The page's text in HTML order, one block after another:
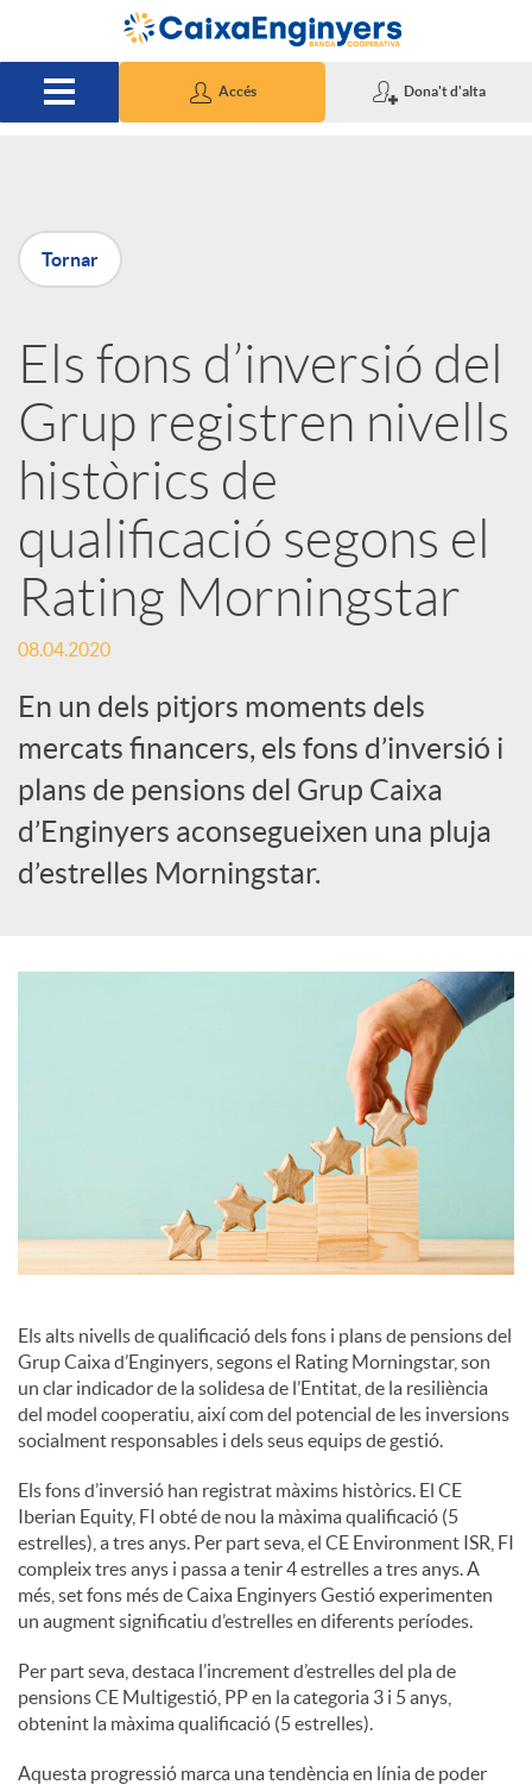
Salta al contingut principal
Accés Dona't d'alta
P
u
b
l
i
c
d
o
d
n
t
i
n
g
u
t
Tornar
Els fons d’inversió del
Grup registren nivells
històrics de
qualificació segons el
Rating Morningstar
08.04.2020
En un dels pitjors moments dels
mercats financers, els fons d’inversió i
plans de pensions del Grup Caixa
d’Enginyers aconsegueixen una pluja
d’estrelles Morningstar.
Els alts nivells de qualificació dels fons i plans de pensions del
Grup Caixa d’Enginyers, segons el Rating Morningstar, son
un clar indicador de la solidesa de l’Entitat, de la resiliència
del model cooperatiu, així com del potencial de les inversions
socialment responsables i dels seus equips de gestió.
Els fons d’inversió han registrat màxims històrics. El CE
Iberian Equity, FI obté de nou la màxima qualificació (5
estrelles), a tres anys. Per part seva, el CE Environment ISR, FI
compleix tres anys i passa a tenir 4 estrelles a tres anys. A
més, set fons més de Caixa Enginyers Gestió experimenten
un augment significatiu d’estrelles en diferents períodes.
Per part seva, destaca l’increment d’estrelles del pla de
pensions CE Multigestió, PP en la categoria 3 i 5 anys,
obtenint la màxima qualificació (5 estrelles).
Aquesta progressió marca una tendència en línia de poder